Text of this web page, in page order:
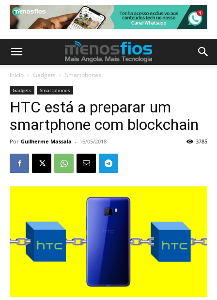
Início Gadgets Smartphones
Gadgets Smartphones
HTC está a preparar um
smartphone com blockchain
Por Guilherme Massala - 16/05/2018 3785